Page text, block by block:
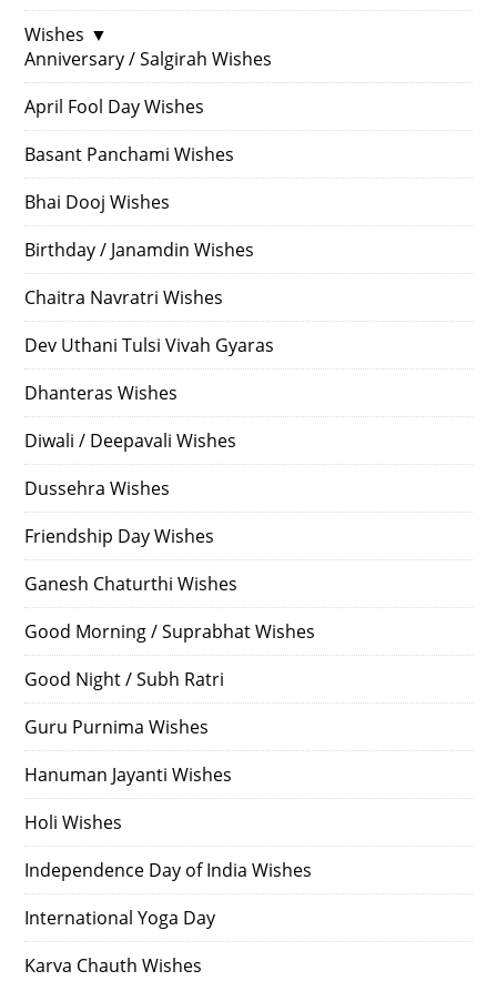
Wishes ▼
Anniversary / Salgirah Wishes
April Fool Day Wishes
Basant Panchami Wishes
Bhai Dooj Wishes
Birthday / Janamdin Wishes
Chaitra Navratri Wishes
Dev Uthani Tulsi Vivah Gyaras
Dhanteras Wishes
Diwali / Deepavali Wishes
Dussehra Wishes
Friendship Day Wishes
Ganesh Chaturthi Wishes
Good Morning / Suprabhat Wishes
Good Night / Subh Ratri
Guru Purnima Wishes
Hanuman Jayanti Wishes
Holi Wishes
Independence Day of India Wishes
International Yoga Day
Karva Chauth Wishes